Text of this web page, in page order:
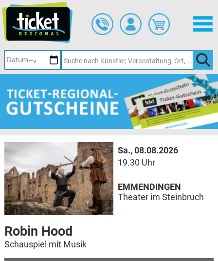
Hauptinhalt
springen
Sa., 08.08.2026
19.30 Uhr
Robin Hood
Schauspiel mit Musik
EMMENDINGEN
Theater im Steinbruch